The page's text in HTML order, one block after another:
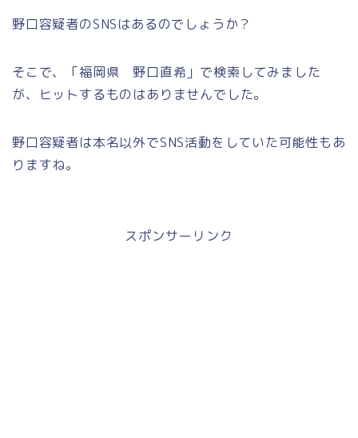
野口容疑者のSNSはあるのでしょうか？
そこで、「福岡県 野口直希」で検索してみました
が、ヒットするものはありませんでした。
野口容疑者は本名以外でSNS活動をしていた可能性もあ
りますね。
スポンサーリンク